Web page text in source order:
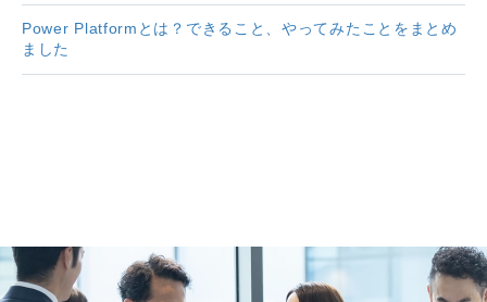
Power Platformとは？できること、やってみたことをまとめ
ました